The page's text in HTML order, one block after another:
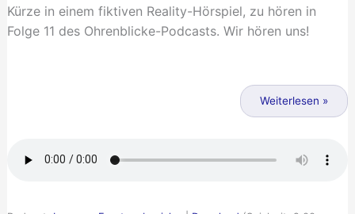
Kürze in einem fiktiven Reality-Hörspiel, zu hören in
Folge 11 des Ohrenblicke-Podcasts. Wir hören uns!
Weiterlesen »